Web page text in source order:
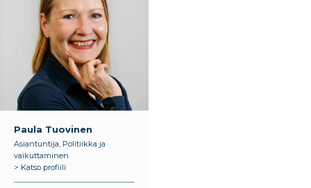
Paula Tuovinen
Asiantuntija, Politiikka ja
vaikuttaminen
> Katso profiili